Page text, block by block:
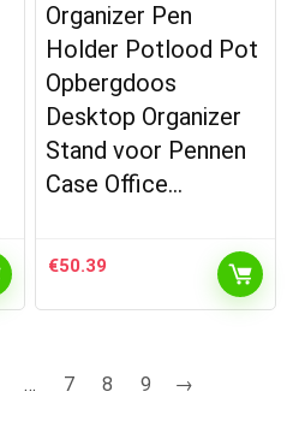
Organizer Pen
Holder Potlood Pot
Opbergdoos
Desktop Organizer
Stand voor Pennen
Case Office…
€50.39
… 7 8 9 →